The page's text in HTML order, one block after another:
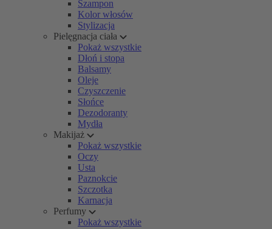
Szampon
Kolor włosów
Stylizacja
Pielęgnacja ciała
Pokaż wszystkie
Dłoń i stopa
Balsamy
Oleje
Czyszczenie
Słońce
Dezodoranty
Mydła
Makijaż
Pokaż wszystkie
Oczy
Usta
Paznokcie
Szczotka
Karnacja
Perfumy
Pokaż wszystkie